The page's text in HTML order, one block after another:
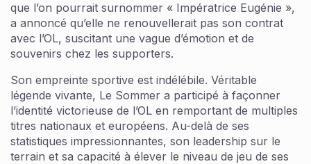
que l’on pourrait surnommer « Impératrice Eugénie »,
a annoncé qu’elle ne renouvellerait pas son contrat
avec l’OL, suscitant une vague d’émotion et de
souvenirs chez les supporters.
Son empreinte sportive est indélébile. Véritable
légende vivante, Le Sommer a participé à façonner
l’identité victorieuse de l’OL en remportant de multiples
titres nationaux et européens. Au-delà de ses
statistiques impressionnantes, son leadership sur le
terrain et sa capacité à élever le niveau de jeu de ses